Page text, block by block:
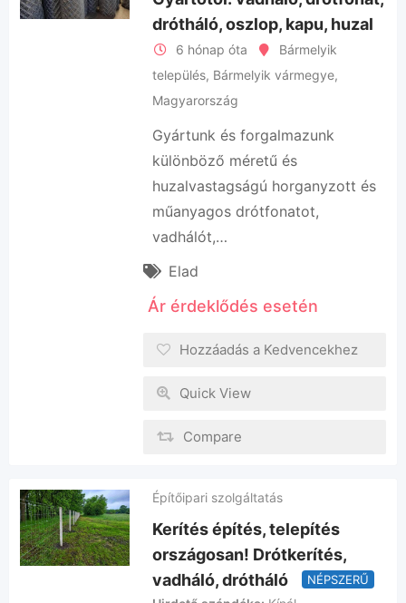
drótháló, oszlop, kapu, huzal
6 hónap óta
Bármelyik
település, Bármelyik vármegye,
Magyarország
Gyártunk és forgalmazunk
különböző méretű és
huzalvastagságú horganyzott és
műanyagos drótfonatot,
vadhálót,…
Elad
Ár érdeklődés esetén
Hozzáadás a Kedvencekhez
Quick View
Compare
Építőipari szolgáltatás
Kerítés építés, telepítés
országosan! Drótkerítés,
vadháló, drótháló
NÉPSZERŰ